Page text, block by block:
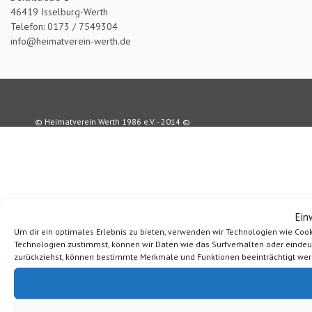
Um dir ein optimales Erlebnis zu bieten, verwenden wir Technologien wie
Technologien zustimmst, können wir Daten wie das Surfverhalten oder
zurückziehst, können bestimmte Merkmale und Funktionen beeinträchtigt
46419 Isselburg-Werth
Telefon: 0173 / 7549304
info@heimatverein-werth.de
© Heimatverein Werth 1986 e.V. - 2014 ©